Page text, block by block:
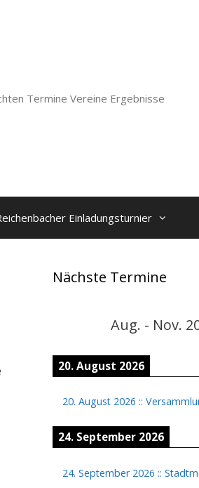
Termine Vereine Ergebnisse
Einladungsturnier
Nächste Termine
Aug. - Nov.
20. August 2026
20. August 2026 ::
24. September 2026
24. September 2026 ::